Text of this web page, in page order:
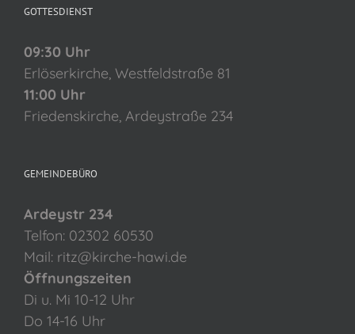
GOTTESDIENST
09:30 Uhr
Erlöserkirche, Westfeldstraße 81
11:00 Uhr
Friedenskirche, Ardeystraße 234
GEMEINDEBÜRO
Ardeystr 234
Telfon: 02302 60530
Mail: ritz@kirche-hawi.de
Öffnungszeiten
Di u. Mi 10-12 Uhr
Do 14-16 Uhr